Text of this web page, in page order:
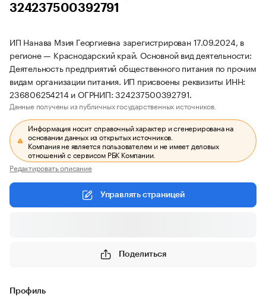
324237500392791
ИП Нанава Мзия Георгиевна зарегистрирован 17.09.2024, в
регионе — Краснодарский край. Основной вид деятельности:
Деятельность предприятий общественного питания по прочим
видам организации питания. ИП присвоены реквизиты ИНН:
236806254214 и ОГРНИП: 324237500392791.
Данные получены из публичных государственных источников.
Информация носит справочный характер и сгенерирована на
основании данных из открытых источников.
Компания не является пользователем и не имеет деловых
отношений с сервисом РБК Компании.
Редактировать описание
Управлять страницей
Поделиться
Профиль